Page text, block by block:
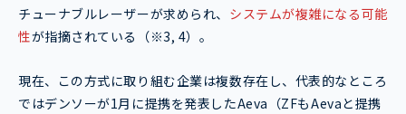
チューナブルレーザーが求められ、 システムが複雑になる可能
性が指摘されている（※3, 4）。
現在、この方式に取り組む企業は複数存在し、代表的なところ
ではデンソーが1月に提携を発表したAeva（ZFもAevaと提携